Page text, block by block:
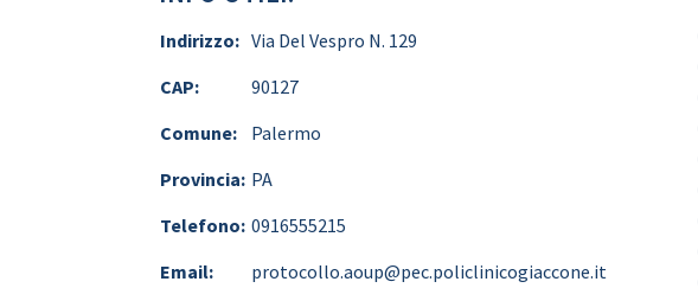
Indirizzo: Via Del Vespro N. 129
CAP:
90127
Comune:
Palermo
Provincia: PA
Telefono: 0916555215
Email:
protocollo.aoup@pec.policlinicogiaccone.it